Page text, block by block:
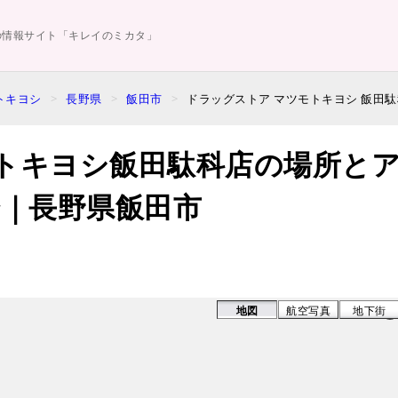
報サイト「キレイのミカタ」
キヨシ 長野県 飯田市 ドラッグストア マツモトキヨシ 飯田
キヨシ飯田駄科店の場所と
長野県飯田市
地図 航空写真 地下街